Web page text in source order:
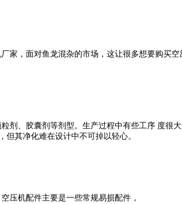
，面对鱼龙混杂的市场，这让很多想要购买空
、胶囊剂等剂型。生产过程中有些工序 度很
其净化难在设计中不可掉以轻心。
压机配件主要是一些常规易损配件，